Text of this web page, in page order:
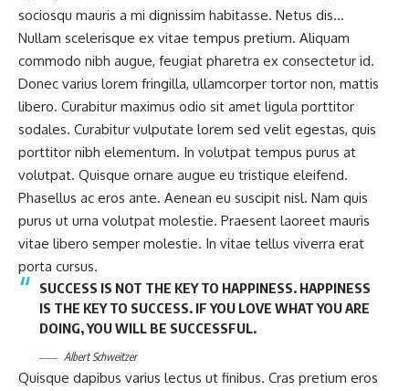
sociosqu mauris a mi dignissim habitasse. Netus dis…
Nullam scelerisque ex vitae tempus pretium. Aliquam
commodo nibh augue, feugiat pharetra ex consectetur id.
Donec varius lorem fringilla, ullamcorper tortor non, mattis
libero. Curabitur maximus odio sit amet ligula porttitor
sodales. Curabitur vulputate lorem sed velit egestas, quis
porttitor nibh elementum. In volutpat tempus purus at
volutpat. Quisque ornare augue eu tristique eleifend.
Phasellus ac eros ante. Aenean eu suscipit nisl. Nam quis
purus ut urna volutpat molestie. Praesent laoreet mauris
vitae libero semper molestie. In vitae tellus viverra erat
porta cursus.
SUCCESS IS NOT THE KEY TO HAPPINESS. HAPPINESS
IS THE KEY TO SUCCESS. IF YOU LOVE WHAT YOU ARE
DOING, YOU WILL BE SUCCESSFUL.
Albert Schweitzer
Quisque dapibus varius lectus ut finibus. Cras pretium eros